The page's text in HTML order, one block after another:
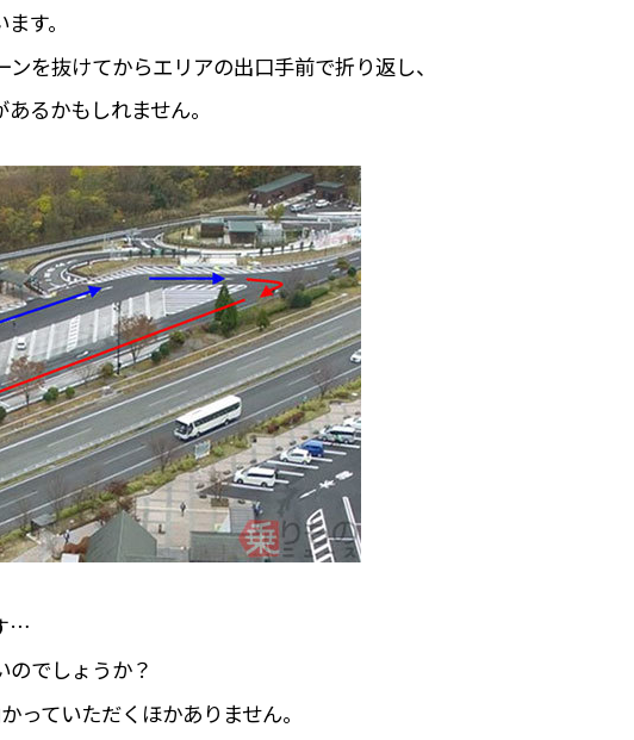
す。
を抜けてからエリアの出口手前で折り返し、
るかもしれません。
…
でしょうか？
っていただくほかありません。